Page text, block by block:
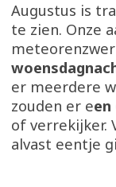
Augustus is
te zien. Onze
er meerdere
zouden er een
of verrekijker.
alvast eentje